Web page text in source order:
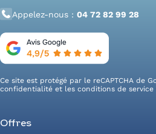
Appelez-nous : 04 72 82 99 28
Ce site est protégé par le reCAPTCHA de
confidentialité et les conditions de service
Offres